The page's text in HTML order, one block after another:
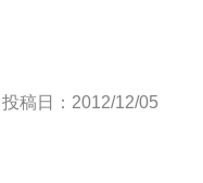
投稿日：2012/12/05